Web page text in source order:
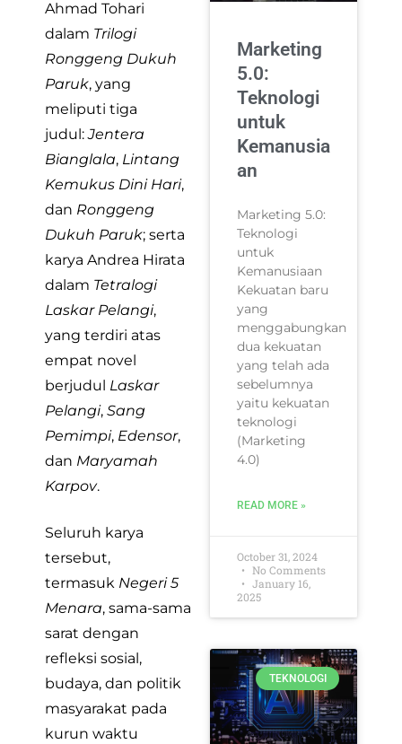
Ahmad Tohari
dalam Trilogi
Ronggeng Dukuh
Paruk, yang
meliputi tiga
judul:Jentera
Bianglala, Lintang
Kemukus Dini Hari,
dan Ronggeng
Dukuh Paruk; serta
karya Andrea Hirata
dalam Tetralogi
Laskar Pelangi,
yang terdiri atas
empat novel
berjudul Laskar
Pelangi, Sang
Pemimpi, Edensor,
dan Maryamah
Karpov.
Seluruh karya
tersebut,
termasuk Negeri 5
Menara, sama-sama
sarat dengan
refleksi sosial,
budaya, dan politik
masyarakat pada
kurun waktu
Marketing
5.0:
Teknologi
untuk
Kemanusia
an
Marketing 5.0:
Teknologi
untuk
Kemanusiaan
Kekuatan baru
yang
menggabungkan
dua kekuatan
yang telah ada
sebelumnya
yaitu kekuatan
teknologi
(Marketing
4.0)
READ MORE »
October 31, 2024
No Comments
January 16,
2025
TEKNOLOGI